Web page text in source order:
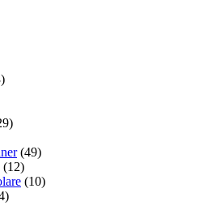
(49)
(12)
(10)